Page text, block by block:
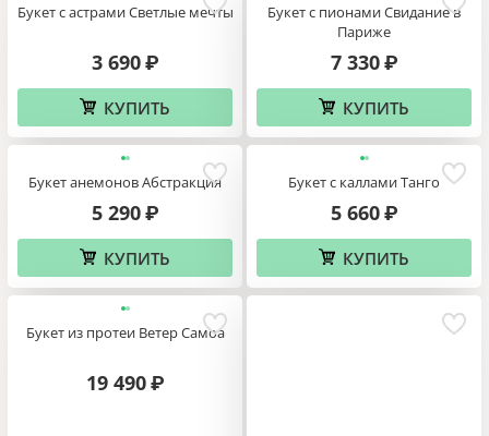
Букет с астрами Светлые мечты
3 690 ₽
КУПИТЬ
Букет с пионами Свидание в
Париже
7 330 ₽
КУПИТЬ
Букет анемонов Абстракция
5 290 ₽
КУПИТЬ
Букет с каллами Танго
5 660 ₽
КУПИТЬ
Букет из протеи Ветер Самоа
19 490 ₽